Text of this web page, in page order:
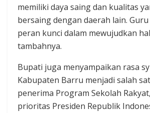
memiliki daya saing dan kualitas
bersaing dengan daerah lain.
peran kunci dalam mewujudkan
tambahnya.
Bupati juga menyampaikan rasa
Kabupaten Barru menjadi salah
penerima Program Sekolah
prioritas Presiden Republik